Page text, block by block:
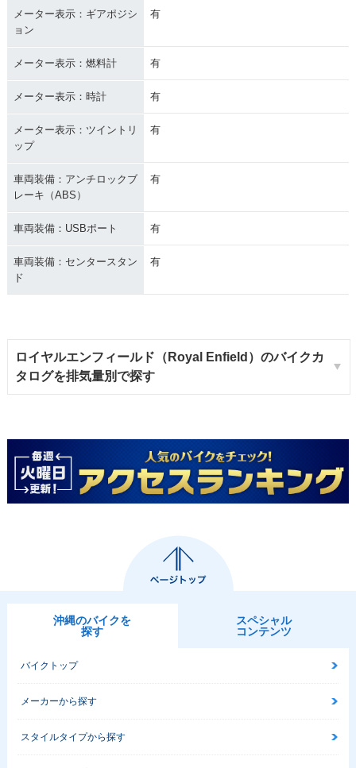
メーター表示：ギアポジシ
ョン
有
メーター表示：燃料計 有
メーター表示：時計 有
メーター表示：ツイントリ
ップ
有
車両装備：アンチロックブ
レーキ（ABS）
有
車両装備：USBポート 有
車両装備：センタースタン
ド
有
ロイヤルエンフィールド（Royal Enfield）のバイクカ
タログを排気量別で探す
沖縄のバイクを
探す
スペシャル
コンテンツ
バイクトップ
メーカーから探す
スタイルタイプから探す